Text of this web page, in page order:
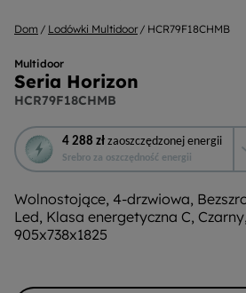
Dom Lodówki Multidoor HCR79F18CHMB
Multidoor
Seria Horizon
HCR79F18CHMB
4 288 zł zaoszczędzonej energii
Srebro za oszczędność energii
To
działanie
otworzy
narzędzie
do
oszczędzania
energii
Wolnostojące, 4-drzwiowa,
Led, Klasa energetyczna C,
905x738x1825